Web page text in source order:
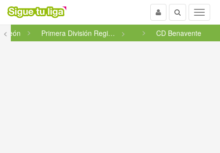
Menu
Buscar
Usuario
<León Primera División Regional CD Benavente